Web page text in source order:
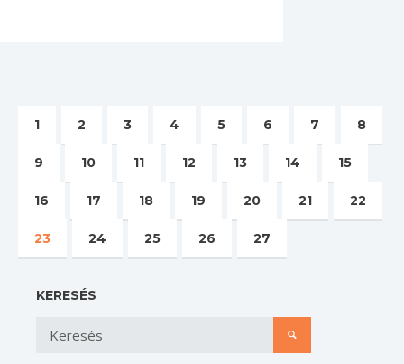
1 2 3 4 5 6 7 8
9 10 11 12 13 14 15
16 17 18 19 20 21 22
23 24 25 26 27
KERESÉS